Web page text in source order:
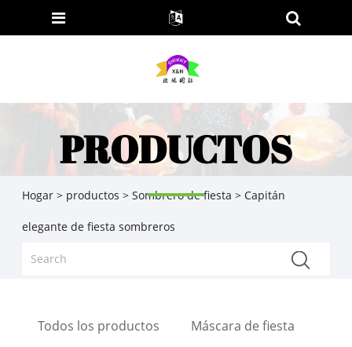
PRODUCTOS
Hogar > productos > Sombrero de fiesta > Capitán
elegante de fiesta sombreros
Todos los productos Máscara de fiesta